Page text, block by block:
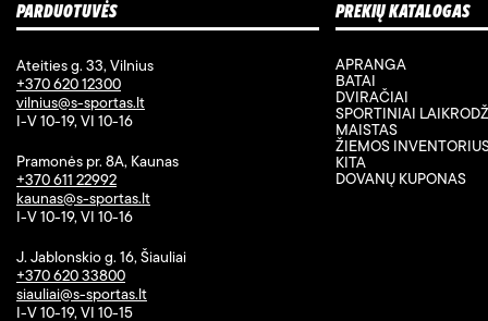
PARDUOTUVĖS
Ateities g. 33, Vilnius
+370 620 12300
vilnius@s-sportas.lt
I-V 10-19, VI 10-16
Pramonės pr. 8A, Kaunas
+370 611 22992
kaunas@s-sportas.lt
I-V 10-19, VI 10-16
J. Jablonskio g. 16, Šiauliai
+370 620 33800
siauliai@s-sportas.lt
I-V 10-19, VI 10-15
PREKIŲ KATALOGAS
APRANGA
BATAI
DVIRAČIAI
SPORTINIAI
MAISTAS
ŽIEMOS
KITA
DOVANŲ KUPONAS